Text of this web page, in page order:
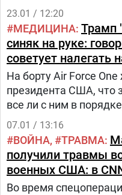
23.01 / 12:20
МЕДИЦИНА Трамп
синяк на руке:
советует налегать
На борту Air Force
президента США, что
все ли с ним в
07.01 / 13:16
ВОЙНА ТРАВМА
получили травмы
военных США: в
Во время